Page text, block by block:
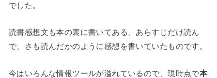
でした。
読書感想文も本の裏に書いてある、あらすじだけ読ん
で、さも読んだかのように感想を書いていたものです。
今はいろんな情報ツールが溢れているので、現時点で本